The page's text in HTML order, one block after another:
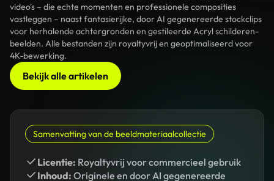
video's – die echte momenten en professionele composities
vastleggen – naast fantasierijke, door AI gegenereerde stockclips
voor herhalende achtergronden en gestileerde Acryl schilderen-
beelden. Alle bestanden zijn royaltyvrij en geoptimaliseerd voor
4K-bewerking.
Bekijk alle artikelen
Samenvatting van de beeldmateriaalcollectie
Licentie: Royaltyvrij voor commercieel gebruik
Inhoud: Originele en door AI gegenereerde